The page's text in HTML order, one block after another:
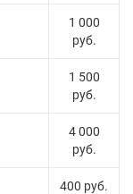
1 000
руб.
1 500
руб.
4 000
руб.
400 руб.